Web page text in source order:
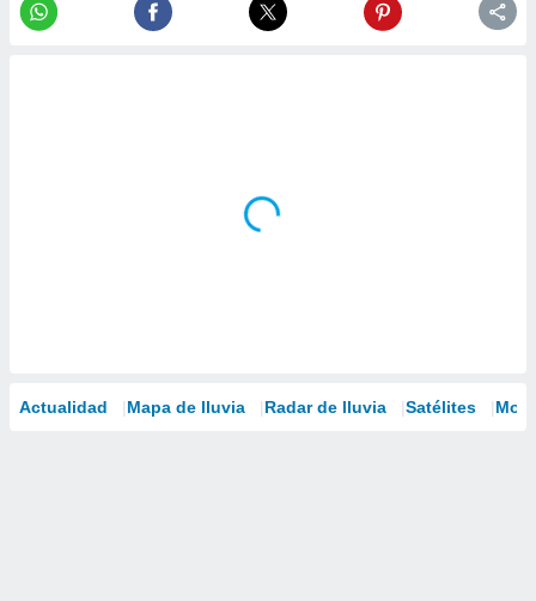
Actualidad Mapa de lluvia Radar de lluvia Satélites